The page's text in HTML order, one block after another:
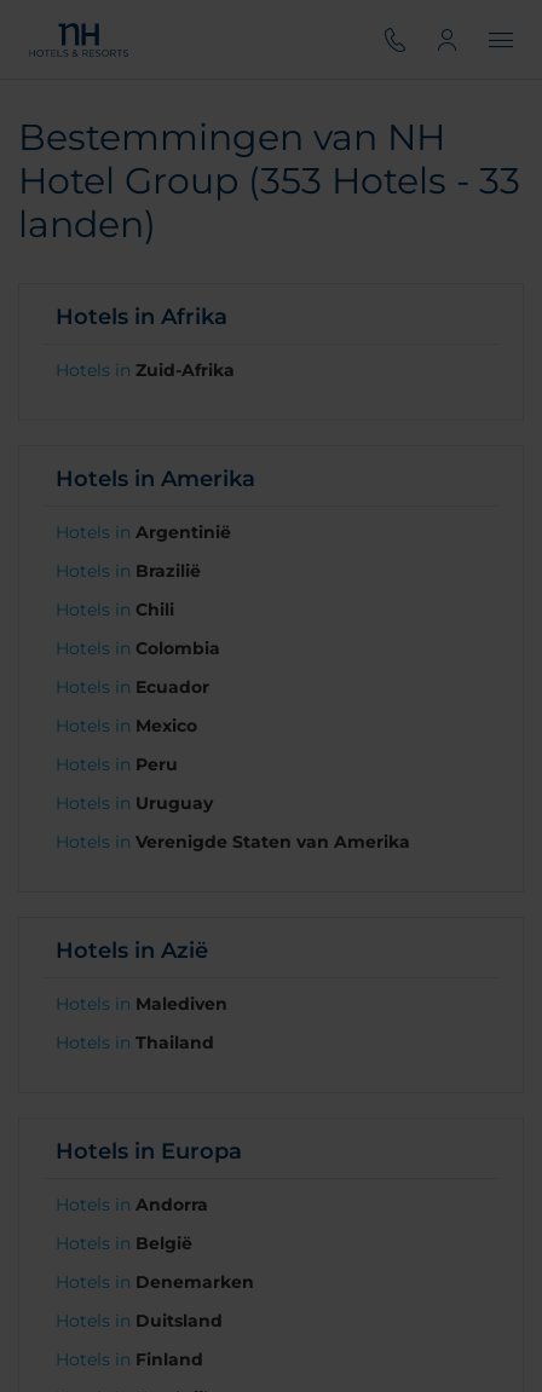
Bestemmingen van NH
Hotel Group (353 Hotels - 33
landen)
Hotels in Afrika
Hotels in Zuid-Afrika
Hotels in Amerika
Hotels in Argentinië
Hotels in Brazilië
Hotels in Chili
Hotels in Colombia
Hotels in Ecuador
Hotels in Mexico
Hotels in Peru
Hotels in Uruguay
Hotels in Verenigde Staten van Amerika
Hotels in Azië
Hotels in Malediven
Hotels in Thailand
Hotels in Europa
Hotels in Andorra
Hotels in België
Hotels in Denemarken
Hotels in Duitsland
Hotels in Finland